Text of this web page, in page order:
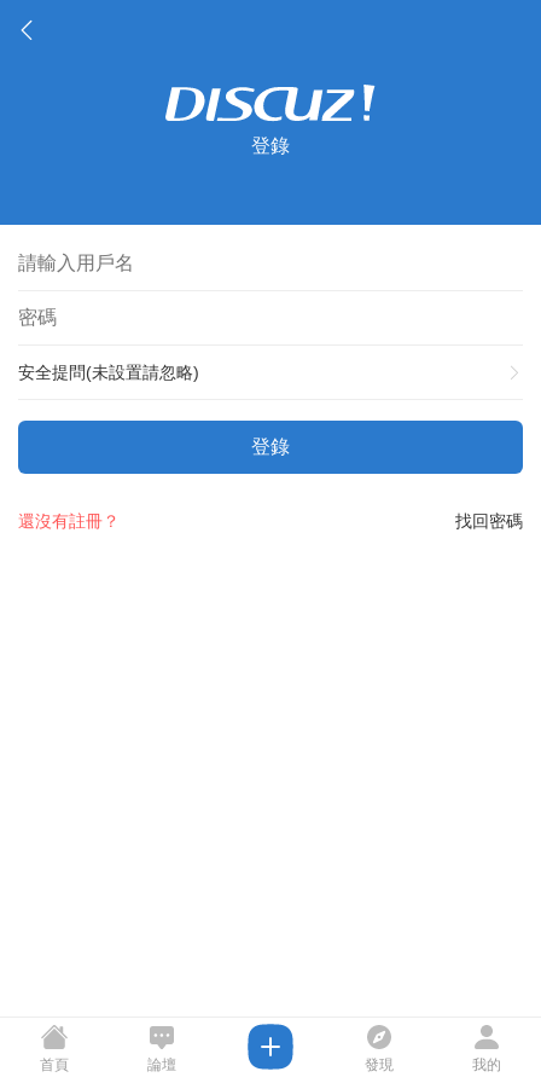
登錄
安全提問(未設置請忽略)
登錄
找回密碼
還沒有註冊？
首頁 論壇 發現 我的